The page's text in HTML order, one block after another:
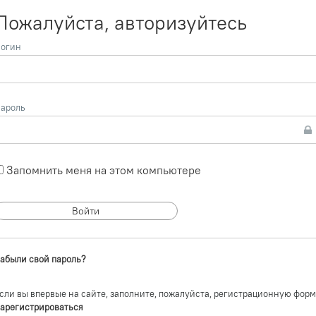
авторизуйтесь
Запомнить меня на этом компьютере
свой пароль?
вы впервые на сайте, заполните, пожалуйста, регистрационную